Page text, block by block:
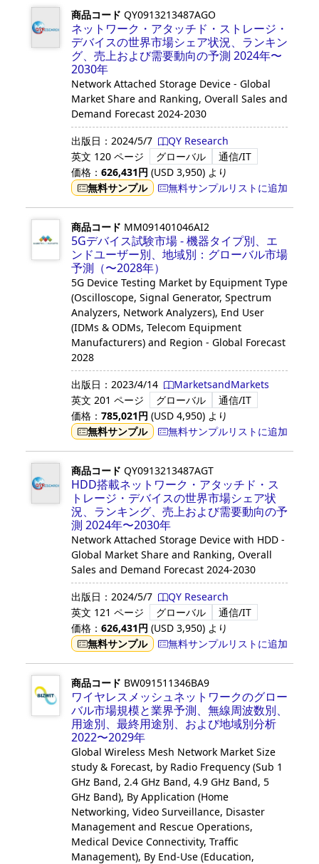
商品コード QY0913213487AGO
ネットワーク・アタッチド・ストレージ・
デバイスの世界市場シェア状況、ランキン
グ、売上および需要動向の予測 2024年〜
2030年
Network Attached Storage Device - Global
Market Share and Ranking, Overall Sales and
Demand Forecast 2024-2030
出版日： 2024/5/7
QY Research
英文 120 ページ グローバル
通信/IT
価格： 626,431円 (USD 3,950) より
無料サンプル
無料サンプルリストに追加
商品コード MM091401046AI2
5Gデバイス試験市場 - 機器タイプ別、エ
ンドユーザー別、地域別：グローバル市場
予測（〜2028年）
5G Device Testing Market by Equipment Type
(Oscilloscope, Signal Generator, Spectrum
Analyzers, Network Analyzers), End User
(IDMs & ODMs, Telecom Equipment
Manufacturers) and Region - Global Forecast
2028
出版日： 2023/4/14
MarketsandMarkets
英文 201 ページ グローバル
通信/IT
価格： 785,021円 (USD 4,950) より
無料サンプル
無料サンプルリストに追加
商品コード QY0913213487AGT
HDD搭載ネットワーク・アタッチド・ス
トレージ・デバイスの世界市場シェア状
況、ランキング、売上および需要動向の予
測 2024年〜2030年
Network Attached Storage Device with HDD -
Global Market Share and Ranking, Overall
Sales and Demand Forecast 2024-2030
出版日： 2024/5/7
QY Research
英文 121 ページ グローバル
通信/IT
価格： 626,431円 (USD 3,950) より
無料サンプル
無料サンプルリストに追加
商品コード BW091511346BA9
ワイヤレスメッシュネットワークのグロー
バル市場規模と業界予測、無線周波数別、
用途別、最終用途別、および地域別分析
2022〜2029年
Global Wireless Mesh Network Market Size
study & Forecast, by Radio Frequency (Sub 1
GHz Band, 2.4 GHz Band, 4.9 GHz Band, 5
GHz Band), By Application (Home
Networking, Video Surveillance, Disaster
Management and Rescue Operations,
Medical Device Connectivity, Traffic
Management), By End-Use (Education,